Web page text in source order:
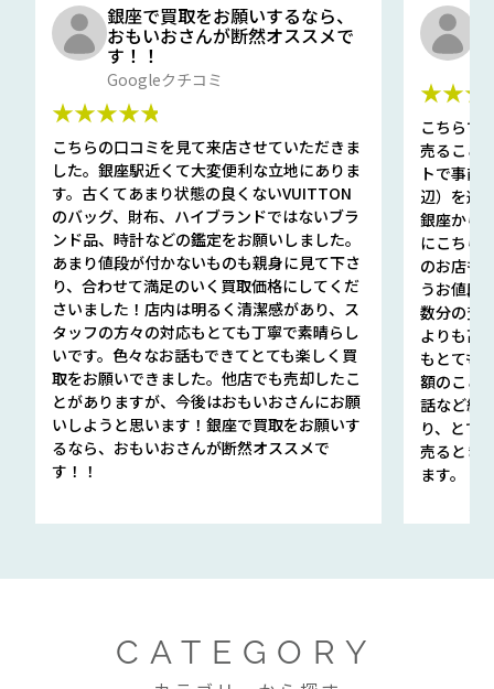
銀座で買取をお願いするなら、
おもいおさんが断然オススメで
す！！
Googleクチコミ
★★★★★
こちらの口コミを見て来店させていただきま
した。銀座駅近くて大変便利な立地にありま
す。古くてあまり状態の良くないVUITTON
のバッグ、財布、ハイブランドではないブラ
ンド品、時計などの鑑定をお願いしました。
あまり値段が付かないものも親身に見て下さ
り、合わせて満足のいく買取価格にしてくだ
さいました！店内は明るく清潔感があり、ス
タッフの方々の対応もとても丁寧で素晴らし
いです。色々なお話もできてとても楽しく買
取をお願いできました。他店でも売却したこ
とがありますが、今後はおもいおさんにお願
いしようと思います！銀座で買取をお願いす
るなら、おもいおさんが断然オススメで
す！！
こちらで
売ること
トで事前
辺）を選
銀座から
にこちら
のお店も
うお値段
数分の査
よりも高
もとても
額のこと
話など細
り、とて
売るとき
ます。
CATEGORY